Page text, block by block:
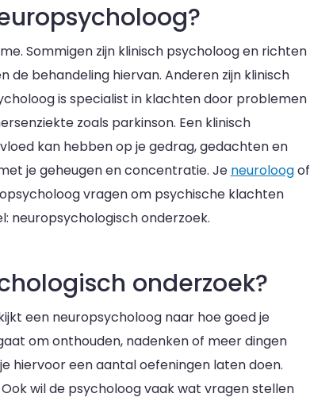
Sommigen zijn klinisch psycholoog en richten
behandeling hiervan. Anderen zijn klinisch
is specialist in klachten door problemen
zoals parkinson. Een klinisch
kan hebben op je gedrag, gedachten en
je geheugen en concentratie. Je neuroloogof
vragen om psychische klachten
neuropsychologisch onderzoek.
onderzoek?
een neuropsycholoog naar hoe goed je
om onthouden, nadenken of meer dingen
hiervoor een aantal oefeningen laten doen.
wil de psycholoog vaak wat vragen stellen